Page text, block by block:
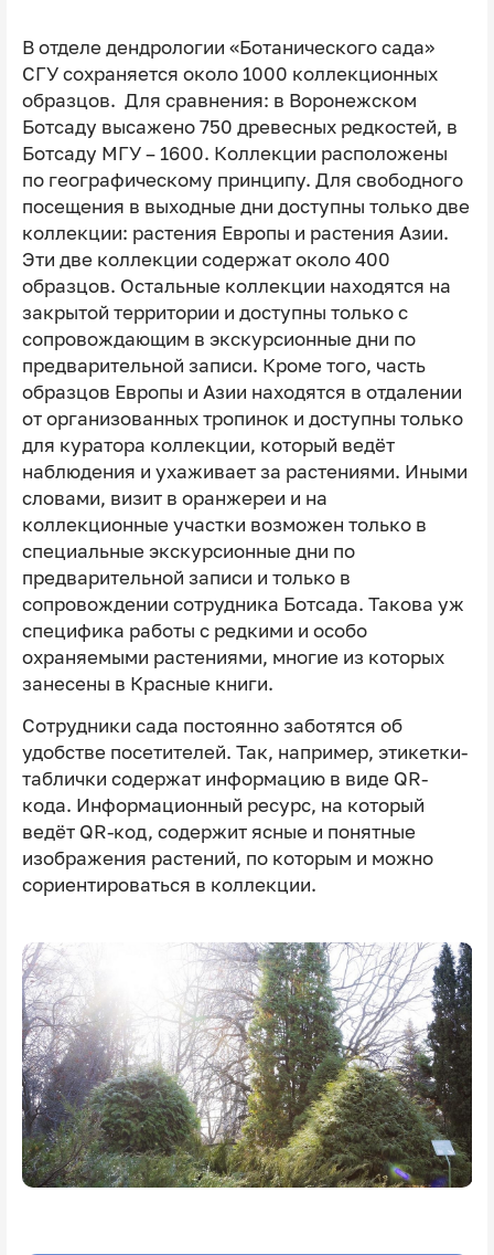
В отделе дендрологии «Ботанического сада»
СГУ сохраняется около 1000 коллекционных
образцов. Для сравнения: в Воронежском
Ботсаду высажено 750 древесных редкостей, в
Ботсаду МГУ – 1600. Коллекции расположены
по географическому принципу. Для свободного
посещения в выходные дни доступны только две
коллекции: растения Европы и растения Азии.
Эти две коллекции содержат около 400
образцов. Остальные коллекции находятся на
закрытой территории и доступны только с
сопровождающим в экскурсионные дни по
предварительной записи. Кроме того, часть
образцов Европы и Азии находятся в отдалении
от организованных тропинок и доступны только
для куратора коллекции, который ведёт
наблюдения и ухаживает за растениями. Иными
словами, визит в оранжереи и на
коллекционные участки возможен только в
специальные экскурсионные дни по
предварительной записи и только в
сопровождении сотрудника Ботсада. Такова уж
специфика работы с редкими и особо
охраняемыми растениями, многие из которых
занесены в Красные книги.
Сотрудники сада постоянно заботятся об
удобстве посетителей. Так, например, этикетки-
таблички содержат информацию в виде QR-
кода. Информационный ресурс, на который
ведёт QR-код, содержит ясные и понятные
изображения растений, по которым и можно
сориентироваться в коллекции.